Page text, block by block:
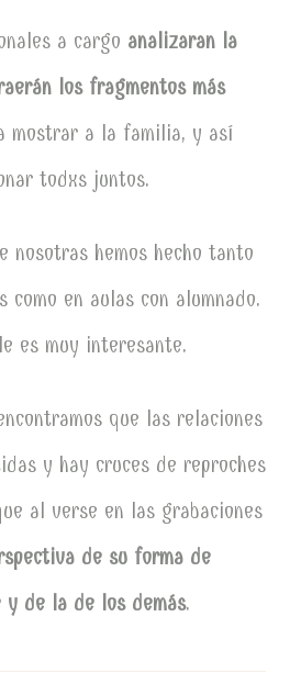
a cargo analizaran la
los fragmentos más
mostrar a la familia, y así
todxs juntos.
nosotras hemos hecho tanto
como en aulas con alumnado.
es muy interesante.
que las relaciones
y hay cruces de reproches
al verse en las grabaciones
de su forma de
y de la de los demás.